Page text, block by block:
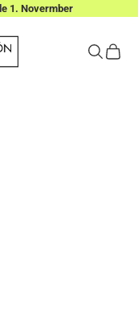
1. Novermber
Suchen